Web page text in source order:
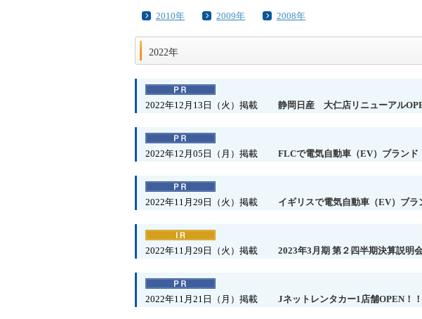
2010年 2009年 2008年
2022年
2022年12月13日（火）掲載 静岡日産 大仁店リニューアル
2022年12月05日（月）掲載 FLCで電気自動車（EV）ブランド
2022年11月29日（火）掲載 イギリスで電気自動車（EV）ブ
2022年11月29日（火）掲載 2023年3月期 第２四半期決算説明
2022年11月21日（月）掲載 Jネットレンタカー1店舗OPEN！！